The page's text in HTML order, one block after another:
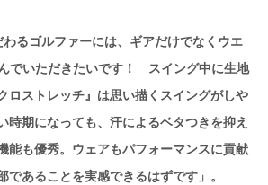
わるゴルファーには、ギアだけでなくウエ
でいただきたいです！ スイング中に生地
ロストレッチ』は思い描くスイングがしや
時期になっても、汗によるベタつきを抑え
能も優秀。ウェアもパフォーマンスに貢献
であることを実感できるはずです」。